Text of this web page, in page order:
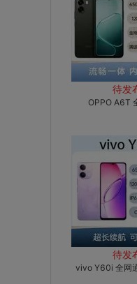
待发
OPPO A6T
待发
vivo Y60i 全网